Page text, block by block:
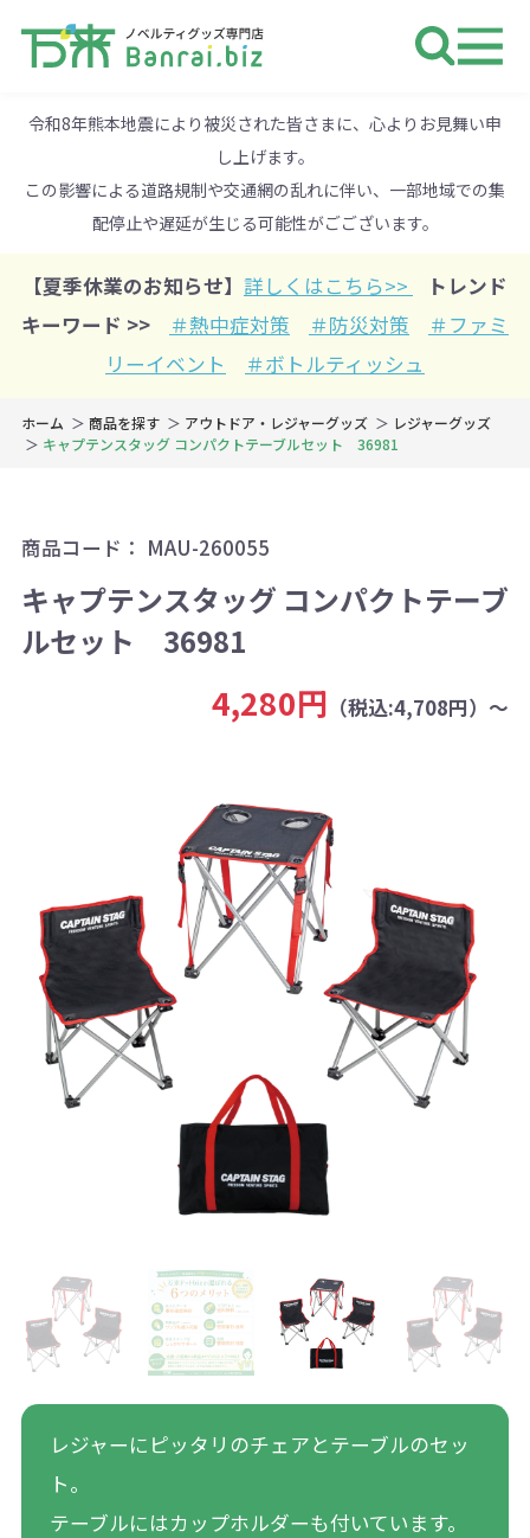
令和8年熊本地震により被災された皆さまに、心よりお見舞い申
し上げます。
この影響による道路規制や交通網の乱れに伴い、一部地域での集
配停止や遅延が生じる可能性がごございます。
【夏季休業のお知らせ】 詳しくはこちら>>
トレンド
キーワード >>
＃熱中症対策 ＃防災対策
＃ファミ
リーイベント
＃ボトルティッシュ
ホーム 商品を探す アウトドア・レジャーグッズ
レジャーグッズ
キャプテンスタッグ コンパクトテーブルセット 36981
商品コード： MAU-260055
キャプテンスタッグ コンパクトテーブ
ルセット 36981
4,280円 （税込:4,708円）～
レジャーにピッタリのチェアとテーブルのセッ
ト。
テーブルにはカップホルダーも付いています。